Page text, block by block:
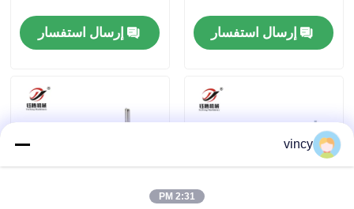
اتصل بنا
آلة غطاء السلاسل الحاسوبية
آلة خياطة اللحف متعددة الإبر المحوسبة
إرسال استفسار إرسال استفسار
vincy
2:31 PM